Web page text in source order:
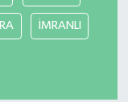
İMRANLI